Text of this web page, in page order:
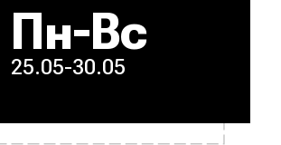
Пн-Вс
25.05-30.05